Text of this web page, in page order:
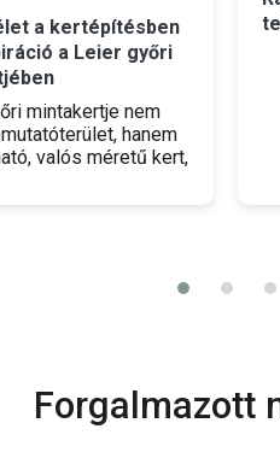
a kertépítésben
a Leier győri
mintakertje nem
hanem
valós méretű kert,
Forgalmazott